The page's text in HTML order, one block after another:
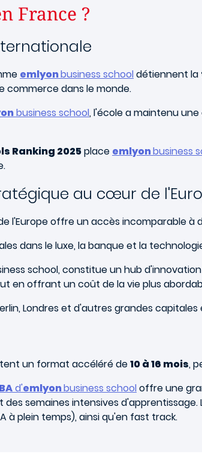
France ?
emlyonbusiness school détiennent la
commerce dans le monde.
business school, l'école a maintenu une
Ranking 2025place emlyonbusiness
au cœur de
l'Europe offre un accès incomparable à
dans le luxe, la banque et la
school, constitue un hub
en offrant un coût de la vie plus
Londres et d'autres grandes
un format accéléré de10 à 16 mois,
d'emlyonbusiness school offre une
semaines intensives
à plein temps), ainsi qu'en fast track.